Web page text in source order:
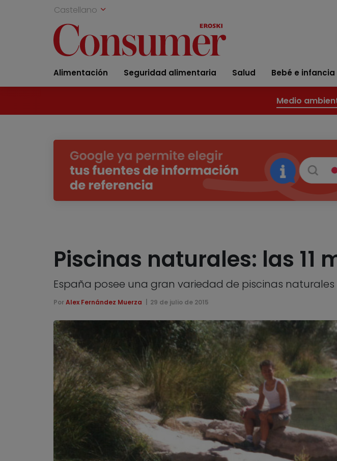
Castellano
Alimentación Seguridad alimentaria Salud Bebé e infancia
Medio
Piscinas naturales: las 11
España posee una gran variedad de piscinas
Por Alex Fernández Muerza 29 de julio de 2015